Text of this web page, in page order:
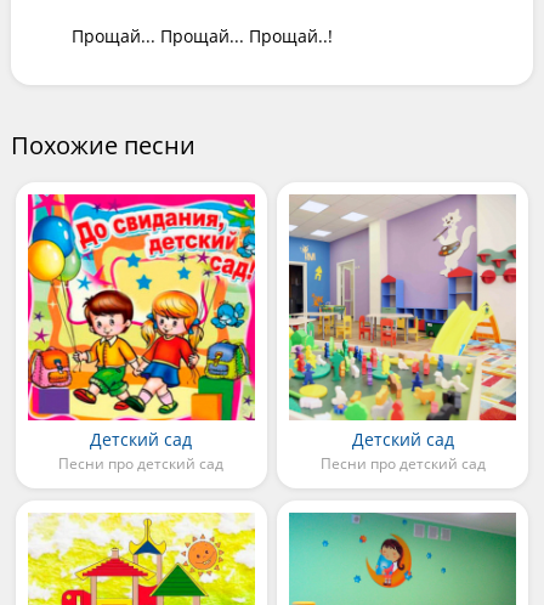
Прощай... Прощай... Прощай..!
Похожие песни
Детский сад
Песни про детский сад
Детский сад
Песни про детский сад